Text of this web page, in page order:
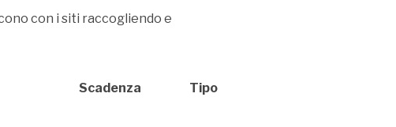
con i siti raccogliendo e
Scadenza Tipo